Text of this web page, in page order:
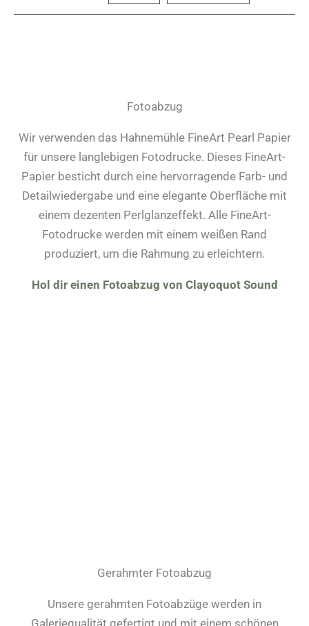
Fotoabzug
Wir verwenden das Hahnemühle FineArt Pearl Papier
für unsere langlebigen Fotodrucke. Dieses FineArt-
Papier besticht durch eine hervorragende Farb- und
Detailwiedergabe und eine elegante Oberfläche mit
einem dezenten Perlglanzeffekt. Alle FineArt-
Fotodrucke werden mit einem weißen Rand
produziert, um die Rahmung zu erleichtern.
Hol dir einen Fotoabzug von Clayoquot Sound
Gerahmter Fotoabzug
Unsere gerahmten Fotoabzüge werden in
Galeriequalität gefertigt und mit einem schönen